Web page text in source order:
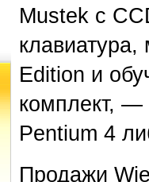
Mustek c
Edition и
комплект, —
Pentium 4
Продажи